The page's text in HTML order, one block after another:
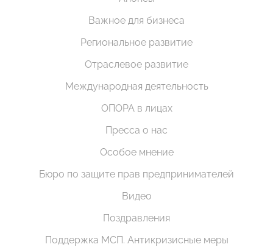
Важное для бизнеса
Региональное развитие
Отраслевое развитие
Международная деятельность
ОПОРА в лицах
Пресса о нас
Особое мнение
Бюро по защите прав предпринимателей
Видео
Поздравления
Поддержка МСП. Антикризисные меры